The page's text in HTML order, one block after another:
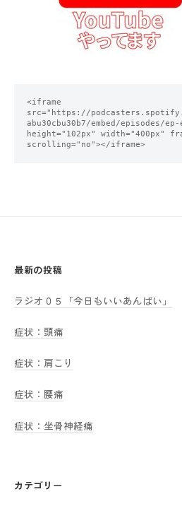
<iframe
src="https://
abu30cbu30b7/embed/episodes/ep-
height="102px" width="400px"
scrolling="no"></iframe>
最新の投稿
ラジオ０５「今日もいいあんばい」
症状：頭痛
症状：肩こり
症状：腰痛
症状：坐骨神経痛
カテゴリー